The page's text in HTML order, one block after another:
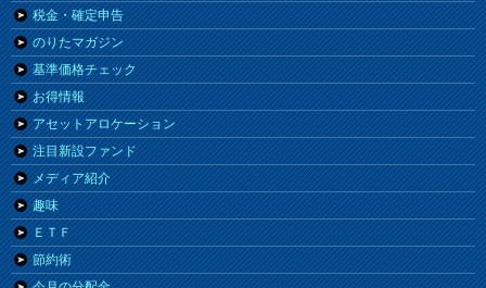
税金・確定申告
のりたマガジン
基準価格チェック
お得情報
アセットアロケーション
注目新設ファンド
メディア紹介
趣味
ＥＴＦ
節約術